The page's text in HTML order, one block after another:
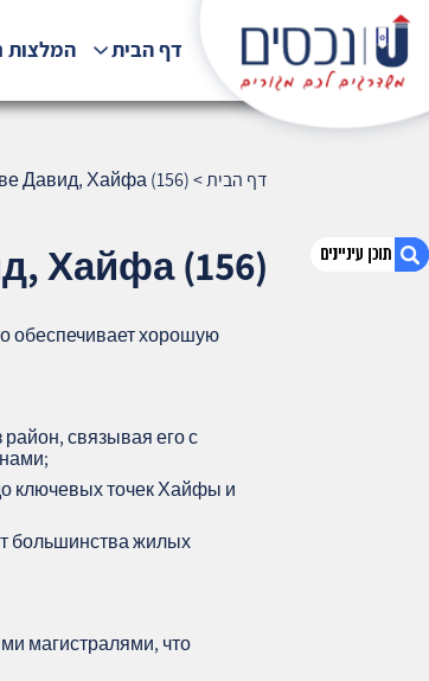
1. Транспорт и доступность района Неве
דף הבית המלצות
דף הבית>
Давид, Хайфа (156)
Хайфа (156)
обеспечивает хорошую
связывая его с
ключевых точек Хайфы и
большинства жилых
магистралями, что